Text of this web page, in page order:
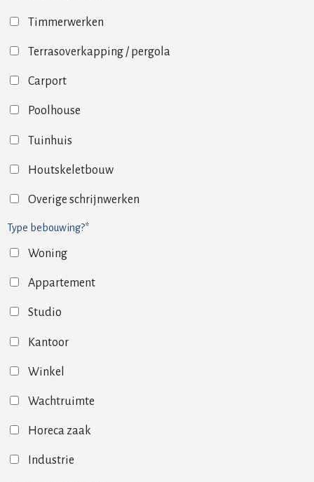
Timmerwerken
Terrasoverkapping / pergola
Carport
Poolhouse
Tuinhuis
Houtskeletbouw
Overige schrijnwerken
Type bebouwing?*
Woning
Appartement
Studio
Kantoor
Winkel
Wachtruimte
Horeca zaak
Industrie